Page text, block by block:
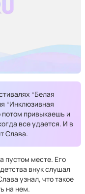
“Белая
“Инклюзивная
привыкаешь и
все удается. И в
Слава.
пустом месте. Его
внук слушал
узнал, что такое
на нем.